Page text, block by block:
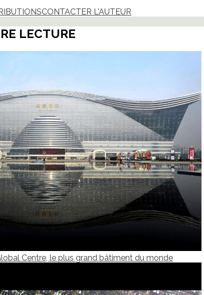
CONTACTER L'AUTEUR
LECTURE
Centre, le plus grand bâtiment du monde